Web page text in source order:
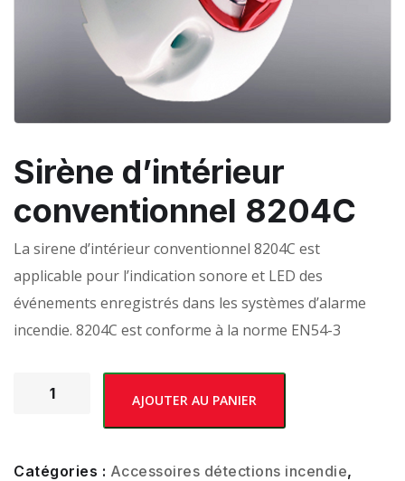
Sirène d’intérieur
conventionnel 8204С
La sirene d’intérieur conventionnel 8204С est
applicable pour l’indication sonore et LED des
événements enregistrés dans les systèmes d’alarme
incendie. 8204C est conforme à la norme EN54-3
AJOUTER AU PANIER
Catégories : Accessoires détections incendie,